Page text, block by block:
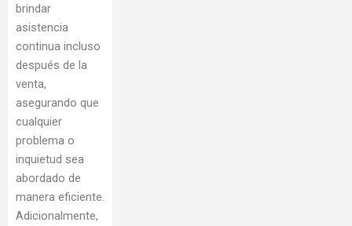
brindar
asistencia
continua incluso
después de la
venta,
asegurando que
cualquier
problema o
inquietud sea
abordado de
manera eficiente.
Adicionalmente,